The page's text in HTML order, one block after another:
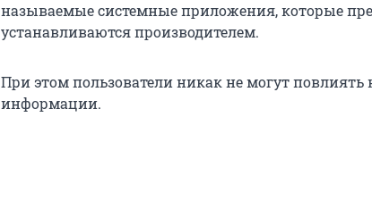
называемые системные приложения, которые
устанавливаются производителем.
При этом пользователи никак не могут повлиять
информации.